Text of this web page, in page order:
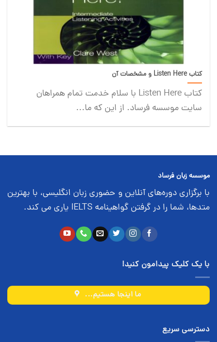
کتاب Listen Here و مشخصات آن
کتاب Listen Here با سلام خدمت تمام همراهان
سایت موسسه فرساد. از این که ما...
موسسه زبان فرساد
با برگزاری دوره‌های آنلاین و حضوری زبان انگلیسی، با بهترین
متدها، شما را در گرفتن گواهینامه IELTS یاری می کند.
با یک کلیک پیدامون کنید!
ما اینجا هستیم...
دسترسی سریع